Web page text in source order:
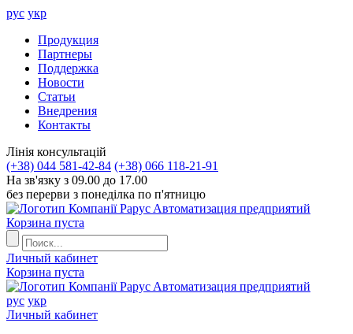
рус укр
Продукция
Партнеры
Поддержка
Новости
Статьи
Внедрения
Контакты
Лiнiя консультацiй
(+38) 044 581-42-84 (+38) 066 118-21-91
На зв'язку з 09.00 до 17.00
без перерви з понеділка по п'ятницю
Aвтоматизация предприятий
Корзина пуста
Личный кабинет
Корзина пуста
Aвтоматизация предприятий
рус укр
Личный кабинет